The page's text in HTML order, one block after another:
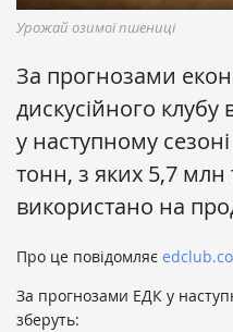
Урожай озимої пшениці
За прогнозами
дискусійного
у наступному
тонн, з яких 5,7 млн
використано на
Про це повідомляє
За прогнозами ЕДК у
зберуть: